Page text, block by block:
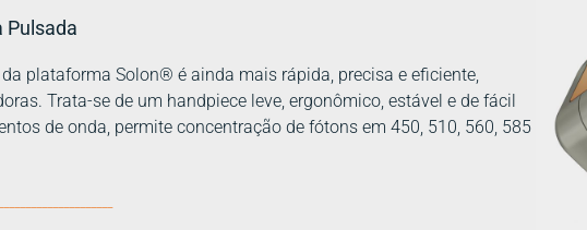
Pulsada
da plataforma Solon® é ainda mais rápida, precisa e eficiente,
Trata-se de um handpiece leve, ergonômico, estável e de fácil
de onda, permite concentração de fótons em 450, 510, 560, 585